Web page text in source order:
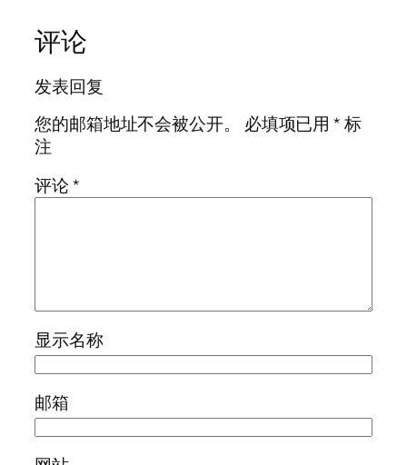
评论
发表回复
您的邮箱地址不会被公开。
必填项已用*标
注
评论*
显示名称
邮箱